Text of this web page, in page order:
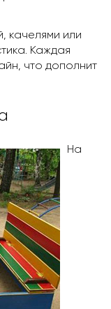
качелями или
Каждая
что дополнит
На